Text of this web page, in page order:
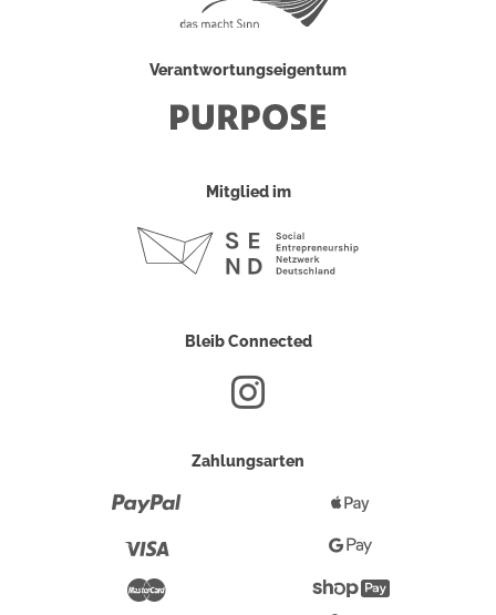
Verantwortungseigentum
Mitglied im
Bleib Connected
Zahlungsarten
Pay
Google
Pay